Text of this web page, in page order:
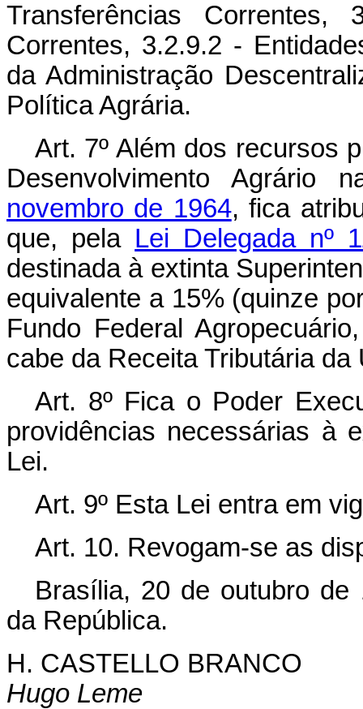
Transferências Correntes,
Correntes, 3.2.9.2 -
da Administração
Política Agrária.
Art. 7º Além dos recursos
Desenvolvimento Agrário
novembro de 1964, fica
que, pela Lei Delegada nº
destinada à extinta
equivalente a 15% (quinze
Fundo Federal
cabe da Receita Tributária da
Art. 8º Fica o Poder
providências necessárias à
Lei.
Art. 9º Esta Lei entra em
Art. 10. Revogam-se as
Brasília, 20 de outubro de
da República.
H. CASTELLO BRANCO
Hugo Leme